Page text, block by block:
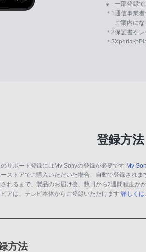
※ 一部登録で
＊1通信事業
ご案内に
＊2保証書や
＊2Xperiaや
登録方法
サポート登録にはMy Sonyの登録が必要です My
ストアでご購入いただいた場合、自動で登録され
れるまで、製品のお届け後、数日から2週間程度か
アは、テレビ本体からご登録いただけます 詳しくは
方法